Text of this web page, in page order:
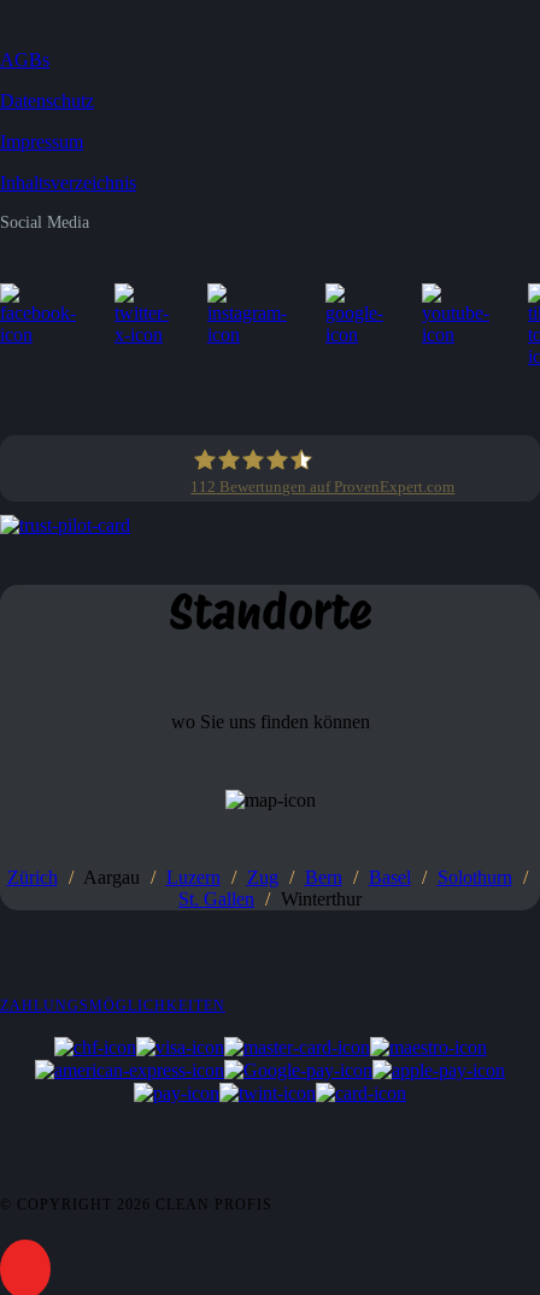
AGBs
Datenschutz
Impressum
Inhaltsverzeichnis
Social Media
112 Bewertungen auf ProvenExpert.com
Standorte
wo Sie uns finden können
Zürich / Aargau / Luzern / Zug / Bern / Basel / Solothurn /
St. Gallen / Winterthur
ZAHLUNGSMÖGLICHKEITEN
© COPYRIGHT 2026 CLEAN PROFIS